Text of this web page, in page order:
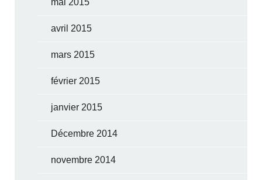
avril 2015
mars 2015
février 2015
janvier 2015
Décembre 2014
novembre 2014